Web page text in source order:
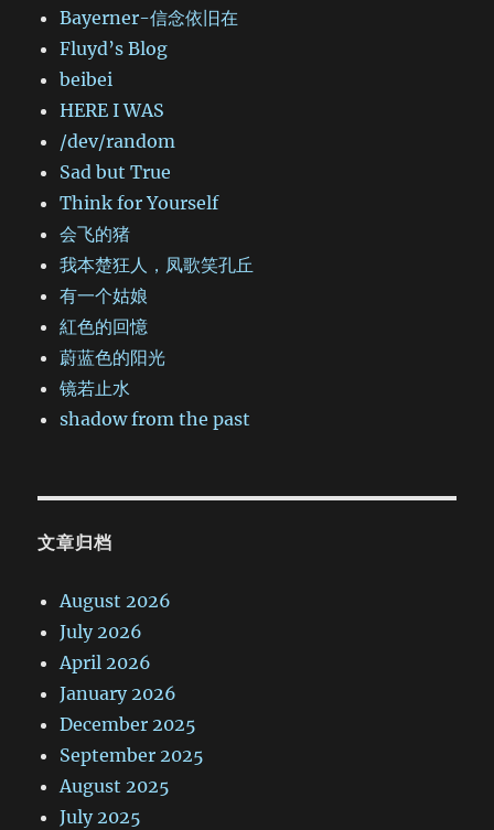
Bayerner-信念依旧在
Fluyd’s Blog
beibei
HERE I WAS
/dev/random
Sad but True
Think for Yourself
会飞的猪
我本楚狂人，凤歌笑孔丘
有一个姑娘
紅色的回憶
蔚蓝色的阳光
镜若止水
shadow from the past
文章归档
August 2026
July 2026
April 2026
January 2026
December 2025
September 2025
August 2025
July 2025